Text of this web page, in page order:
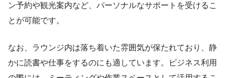
ン予約や観光案内など、パーソナルなサポートを受けるこ
とが可能です。
なお、ラウンジ内は落ち着いた雰囲気が保たれており、静
かに読書や仕事をするのにも適しています。ビジネス利用